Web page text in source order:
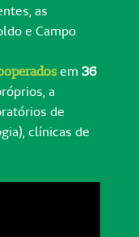
as
e Campo
em 36
a
de
clínicas de